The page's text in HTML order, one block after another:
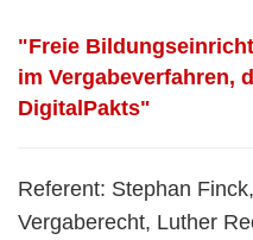
"Freie
im Vergabeverfahren,
DigitalPakts"
Referent: Stephan
Vergaberecht, Luther